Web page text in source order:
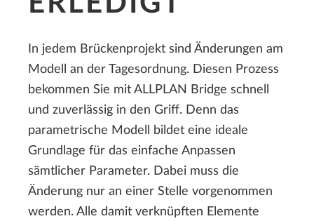
In jedem Brückenprojekt sind Änderungen am
Modell an der Tagesordnung. Diesen Prozess
bekommen Sie mit ALLPLAN Bridge schnell
und zuverlässig in den Griff. Denn das
parametrische Modell bildet eine ideale
Grundlage für das einfache Anpassen
sämtlicher Parameter. Dabei muss die
Änderung nur an einer Stelle vorgenommen
werden. Alle damit verknüpften Elemente